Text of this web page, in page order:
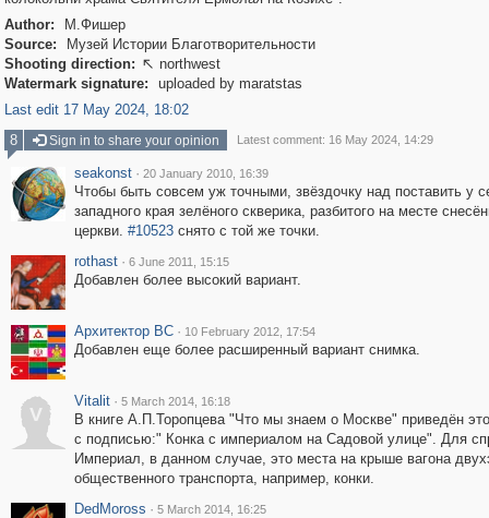
Author:
М.Фишер
Source:
Музей Истории Благотворительности
Shooting direction:  northwest
Watermark signature:
uploaded by maratstas
Last edit 17 May 2024, 18:02
8
Sign in to share your opinion Latest comment: 16 May 2024, 14:29
seakonst · 20 January 2010, 16:39
Чтобы быть совсем уж точными, звёздочку над поставить у
западного края зелёного скверика, разбитого на месте
церкви. #10523снято с той же точки.
rothast · 6 June 2011, 15:15
Добавлен более высокий вариант.
Архитектор ВС · 10 February 2012, 17:54
Добавлен еще более расширенный вариант снимка.
V
Vitalit · 5 March 2014, 16:18
В книге А.П.Торопцева "Что мы знаем о Москве" приведён
с подписью:" Конка с империалом на Садовой улице". Для
Империал, в данном случае, это места на крыше вагона
общественного транспорта, например, конки.
DedMoross · 5 March 2014, 16:25